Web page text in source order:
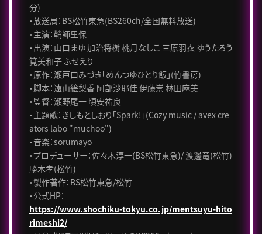
分)
・放送局：BS松竹東急(BS260ch/全国無料放送)
・主演：鞘師里保
・出演：山口まゆ 加治将樹 桃月なしこ 三原羽衣 ゆうたろう
筧美和子 ふせえり
・原作：瀬戸口みづき「めんつゆひとり飯」(竹書房)
・脚本：遠山絵梨香 阿部沙耶佳 伊藤崇 林田麻美
・監督：瀬野尾一 頃安祐良
・主題歌：きしもとしおり「Spark!」(Cozy music / avex cre
ators labo "muchoo")
・音楽：sorumayo
・プロデューサー：佐々木淳一(BS松竹東急)/ 渡邊竜(松竹)
勝木孝(松竹)
・製作著作：BS松竹東急/松竹
・公式HP：
https://www.shochiku-tokyu.co.jp/mentsuyu-hito
rimeshi2/